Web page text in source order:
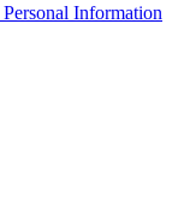
Information